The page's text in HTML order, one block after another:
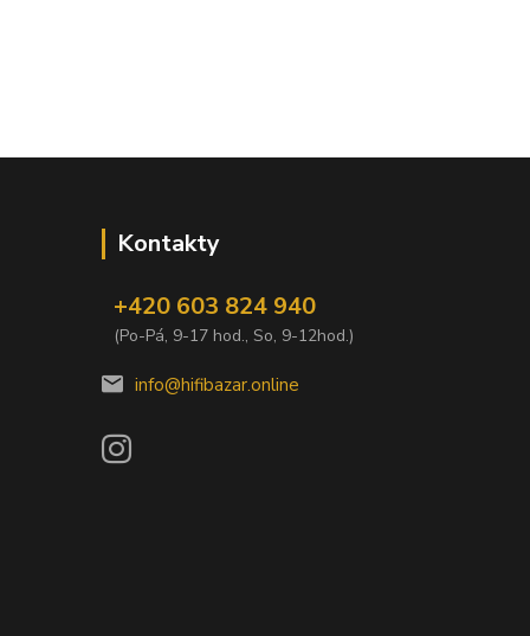
Kontakty
+420 603 824 940
(Po-Pá, 9-17 hod., So, 9-12hod.)
info@hifibazar.online